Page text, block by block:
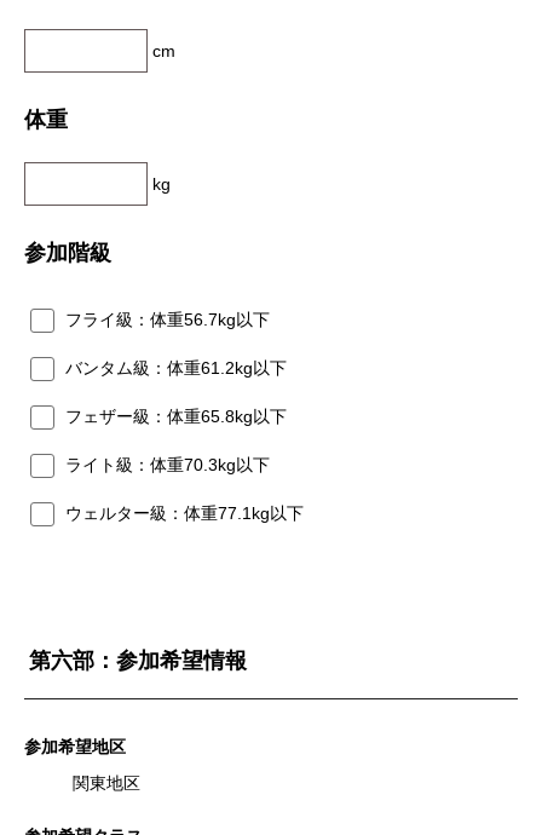
cm
体重
kg
参加階級
フライ級：体重56.7kg以下
バンタム級：体重61.2kg以下
フェザー級：体重65.8kg以下
ライト級：体重70.3kg以下
ウェルター級：体重77.1kg以下
第六部：参加希望情報
参加希望地区
関東地区